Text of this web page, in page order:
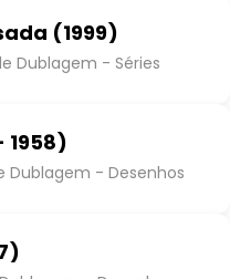
(1999)
Dublagem - Séries
1958)
Dublagem - Desenhos